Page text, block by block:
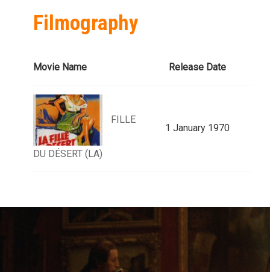
Filmography
Movie Name Release Date
FILLE
DU DÉSERT (LA)
1 January 1970